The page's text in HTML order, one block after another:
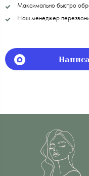
Максимально быстро
Наш менеджер